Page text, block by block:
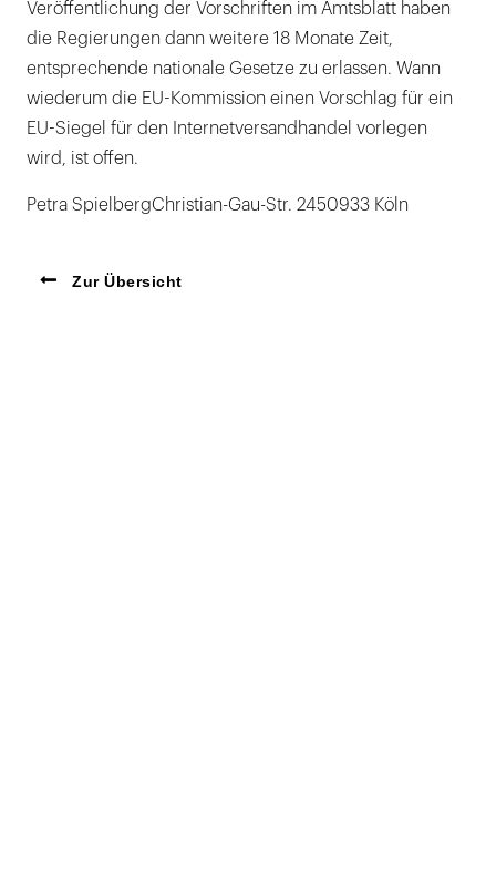
Veröffentlichung der Vorschriften im Amtsblatt haben
die Regierungen dann weitere 18 Monate Zeit,
entsprechende nationale Gesetze zu erlassen. Wann
wiederum die EU-Kommission einen Vorschlag für ein
EU-Siegel für den Internetversandhandel vorlegen
wird, ist offen.
Petra SpielbergChristian-Gau-Str. 2450933 Köln
Zur Übersicht